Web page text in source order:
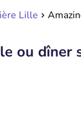
Lille
ou dîner